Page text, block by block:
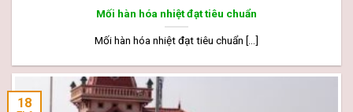
Mối hàn hóa nhiệt đạt tiêu chuẩn
Mối hàn hóa nhiệt đạt tiêu chuẩn [...]
18